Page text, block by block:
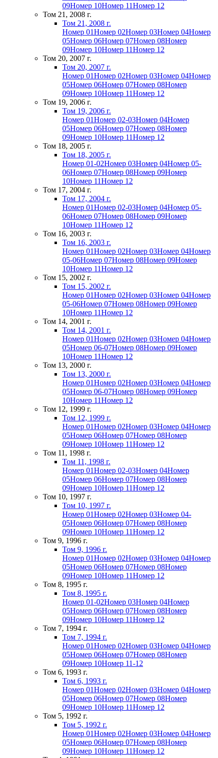
09Номер 10Номер 11Номер 12
Том 21, 2008 г.
Том 21, 2008 г.
Номер 01Номер 02Номер 03Номер 04Номер
05Номер 06Номер 07Номер 08Номер
09Номер 10Номер 11Номер 12
Том 20, 2007 г.
Том 20, 2007 г.
Номер 01Номер 02Номер 03Номер 04Номер
05Номер 06Номер 07Номер 08Номер
09Номер 10Номер 11Номер 12
Том 19, 2006 г.
Том 19, 2006 г.
Номер 01Номер 02-03Номер 04Номер
05Номер 06Номер 07Номер 08Номер
09Номер 10Номер 11Номер 12
Том 18, 2005 г.
Том 18, 2005 г.
Номер 01-02Номер 03Номер 04Номер 05-
06Номер 07Номер 08Номер 09Номер
10Номер 11Номер 12
Том 17, 2004 г.
Том 17, 2004 г.
Номер 01Номер 02-03Номер 04Номер 05-
06Номер 07Номер 08Номер 09Номер
10Номер 11Номер 12
Том 16, 2003 г.
Том 16, 2003 г.
Номер 01Номер 02Номер 03Номер 04Номер
05-06Номер 07Номер 08Номер 09Номер
10Номер 11Номер 12
Том 15, 2002 г.
Том 15, 2002 г.
Номер 01Номер 02Номер 03Номер 04Номер
05-06Номер 07Номер 08Номер 09Номер
10Номер 11Номер 12
Том 14, 2001 г.
Том 14, 2001 г.
Номер 01Номер 02Номер 03Номер 04Номер
05Номер 06-07Номер 08Номер 09Номер
10Номер 11Номер 12
Том 13, 2000 г.
Том 13, 2000 г.
Номер 01Номер 02Номер 03Номер 04Номер
05Номер 06-07Номер 08Номер 09Номер
10Номер 11Номер 12
Том 12, 1999 г.
Том 12, 1999 г.
Номер 01Номер 02Номер 03Номер 04Номер
05Номер 06Номер 07Номер 08Номер
09Номер 10Номер 11Номер 12
Том 11, 1998 г.
Том 11, 1998 г.
Номер 01Номер 02-03Номер 04Номер
05Номер 06Номер 07Номер 08Номер
09Номер 10Номер 11Номер 12
Том 10, 1997 г.
Том 10, 1997 г.
Номер 01Номер 02Номер 03Номер 04-
05Номер 06Номер 07Номер 08Номер
09Номер 10Номер 11Номер 12
Том 9, 1996 г.
Том 9, 1996 г.
Номер 01Номер 02Номер 03Номер 04Номер
05Номер 06Номер 07Номер 08Номер
09Номер 10Номер 11Номер 12
Том 8, 1995 г.
Том 8, 1995 г.
Номер 01-02Номер 03Номер 04Номер
05Номер 06Номер 07Номер 08Номер
09Номер 10Номер 11Номер 12
Том 7, 1994 г.
Том 7, 1994 г.
Номер 01Номер 02Номер 03Номер 04Номер
05Номер 06Номер 07Номер 08Номер
09Номер 10Номер 11-12
Том 6, 1993 г.
Том 6, 1993 г.
Номер 01Номер 02Номер 03Номер 04Номер
05Номер 06Номер 07Номер 08Номер
09Номер 10Номер 11Номер 12
Том 5, 1992 г.
Том 5, 1992 г.
Номер 01Номер 02Номер 03Номер 04Номер
05Номер 06Номер 07Номер 08Номер
09Номер 10Номер 11Номер 12